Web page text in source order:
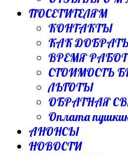
ПОСЕТИТЕЛЯМ
КОНТАКТЫ
КАК
ВРЕМЯ
СТОИМОСТЬ
ЛЬГОТЫ
ОБРАТНАЯ
Оплата
АНОНСЫ
НОВОСТИ